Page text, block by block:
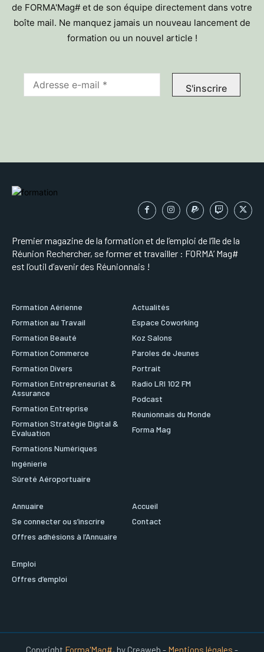
de FORMA'Mag# et de son équipe directement dans votre
boîte mail. Ne manquez jamais un nouveau lancement de
formation ou un nouvel article !
Premier magazine de la formation et de l’emploi de l’île de la
Réunion Rechercher, se former et travailler : FORMA’ Mag#
est l’outil d’avenir des Réunionnais !
Formation Aérienne
Formation au Travail
Formation Beauté
Formation Commerce
Formation Divers
Formation Entrepreneuriat &
Assurance
Formation Entreprise
Formation Stratégie Digital &
Evaluation
Formations Numériques
Ingénierie
Sûreté Aéroportuaire
Actualités
Espace Coworking
Koz Salons
Paroles de Jeunes
Portrait
Radio LRI 102 FM
Podcast
Réunionnais du Monde
Forma Mag
Annuaire
Se connecter ou s’inscrire
Offres adhésions à l’Annuaire
Emploi
Offres d’emploi
Accueil
Contact
Copyright Forma'Mag#, by Creaweb - Mentions légales -